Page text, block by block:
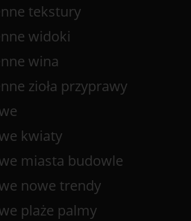
tekstury
widoki
wina
zioła przyprawy
kwiaty
miasta budowle
nowe trendy
plaże palmy